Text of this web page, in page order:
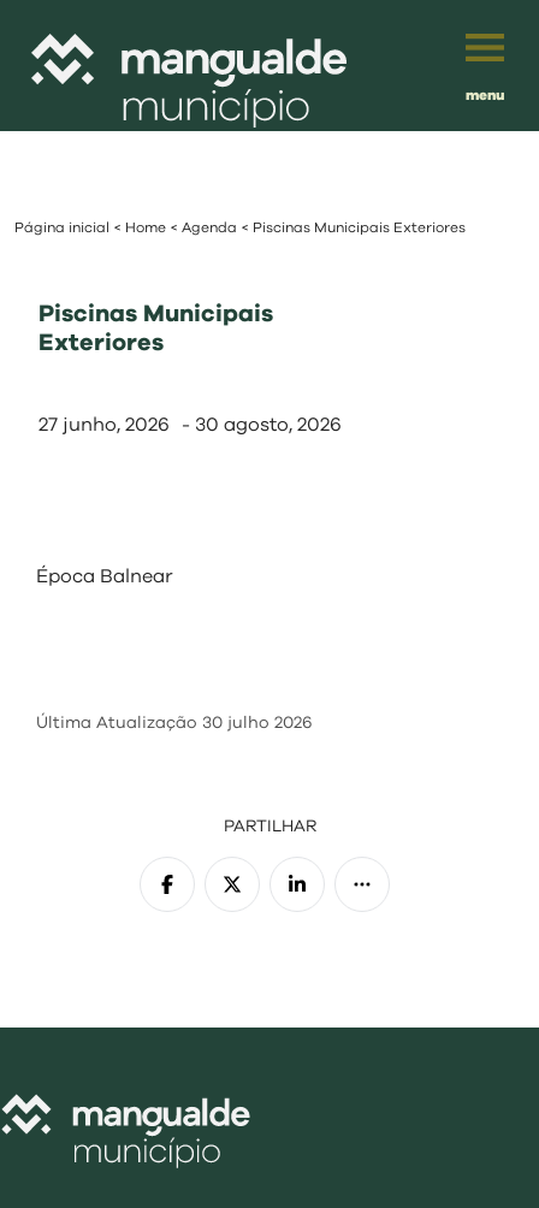
menu
viver
Português
Página inicial < Home < Agenda < Piscinas Municipais Exteriores
Piscinas Municipais
Exteriores
27 junho, 2026 - 30 agosto, 2026
Época Balnear
Última Atualização 30 julho 2026
PARTILHAR